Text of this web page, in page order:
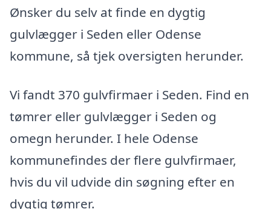
Ønsker du selv at finde en dygtig
gulvlægger i Seden eller Odense
kommune, så tjek oversigten herunder.
Vi fandt 370 gulvfirmaer i Seden. Find en
tømrer eller gulvlægger i Seden og
omegn herunder. I hele Odense
kommunefindes der flere gulvfirmaer,
hvis du vil udvide din søgning efter en
dygtig tømrer.